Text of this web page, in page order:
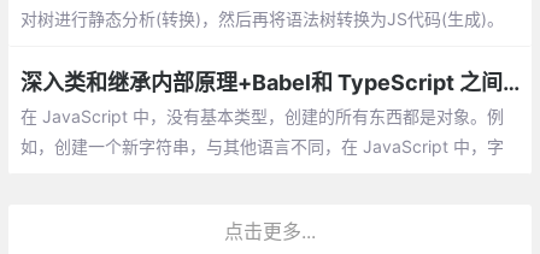
对树进行静态分析(转换)，然后再将语法树转换为JS代码(生成)。
的类型。其他属性用来进一步描述节点的类型。
深入类和继承内部原理+Babel和 TypeScript 之间转换
在 JavaScript 中，没有基本类型，创建的所有东西都是对象。例
如，创建一个新字符串，与其他语言不同，在 JavaScript 中，字
点击更多...